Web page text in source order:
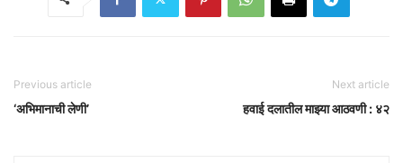
Previous article
‘अभिमानाची लेणी’
Next article
हवाई दलातील माझ्या आठवणी : ४२